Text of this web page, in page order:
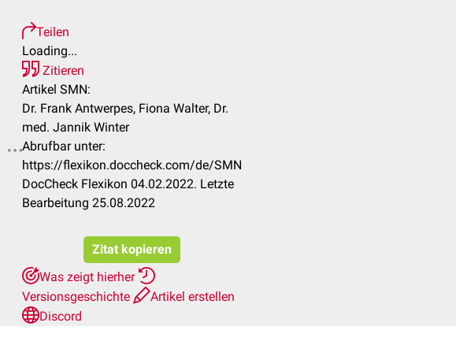
Teilen
Loading...
Zitieren
Artikel SMN:
Dr. Frank Antwerpes, Fiona Walter, Dr.
med. Jannik Winter
Abrufbar unter:
https://flexikon.doccheck.com/de/SMN
DocCheck Flexikon 04.02.2022. Letzte
Bearbeitung 25.08.2022
Zitat kopieren
Was zeigt hierher
Versionsgeschichte
Artikel erstellen
Discord